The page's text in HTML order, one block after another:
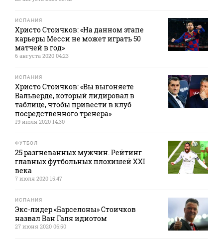
ИСПАНИЯ
Христо Стоичков: «На данном этапе
карьеры Месси не может играть 50
матчей в год»
6 августа 2020 04:23
ИСПАНИЯ
Христо Стоичков: «Вы выгоняете
Вальверде, который лидировал в
таблице, чтобы привести в клуб
посредственного тренера»
19 июля 2020 14:30
ФУТБОЛ
25 разгневанных мужчин. Рейтинг
главных футбольных плохишей XXI
века
7 июля 2020 15:47
ИСПАНИЯ
Экс-лидер «Барселоны» Стоичков
назвал Ван Галя идиотом
27 июня 2020 06:50